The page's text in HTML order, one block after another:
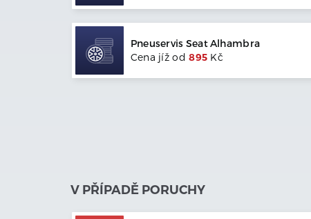
Pneuservis SeatAlhambra
Cena jíž od895 Kč
V PŘÍPADĚ PORUCHY